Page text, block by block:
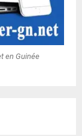
en Guinée